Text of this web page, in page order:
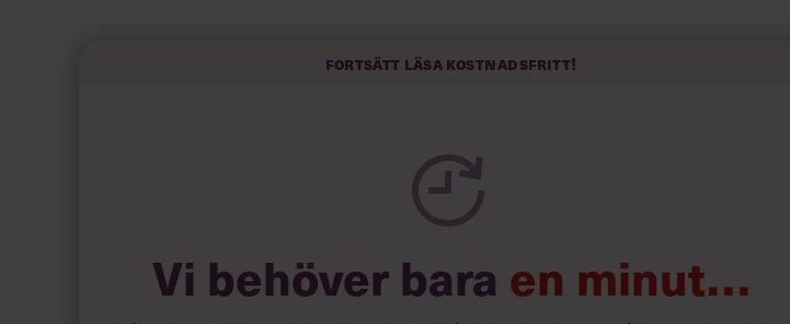
Fortsätt läsa kostnadsfritt!
Vi behöver bara en minut…